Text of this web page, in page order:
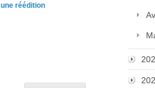
une réédition